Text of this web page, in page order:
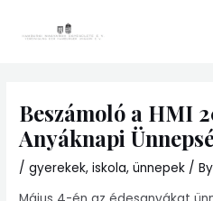
Beszámoló a HMI
Anyáknapi
/gyerekek,iskola,ünnepek /